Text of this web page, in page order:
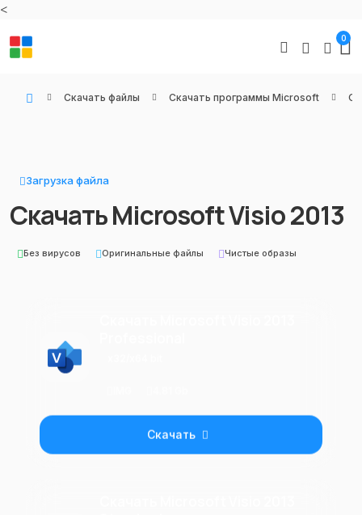
<
0
Скачать файлы Скачать программы Microsoft
Загрузка файла
Скачать Microsoft Visio 2013
Без вирусов Оригинальные файлы Чистые образы
Скачать